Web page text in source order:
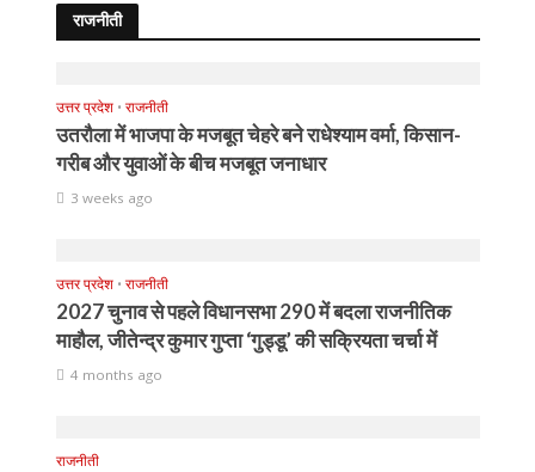
राजनीती
उत्तर प्रदेश • राजनीती
उतरौला में भाजपा के मजबूत चेहरे बने राधेश्याम वर्मा, किसान-
गरीब और युवाओं के बीच मजबूत जनाधार
3 weeks ago
उत्तर प्रदेश • राजनीती
2027 चुनाव से पहले विधानसभा 290 में बदला राजनीतिक
माहौल, जीतेन्द्र कुमार गुप्ता ‘गुड्डू’ की सक्रियता चर्चा में
4 months ago
राजनीती